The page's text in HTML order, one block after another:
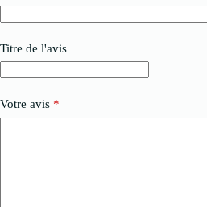
Titre de l'avis
Votre avis *